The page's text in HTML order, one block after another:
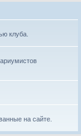
с
клуба.
на сайте.